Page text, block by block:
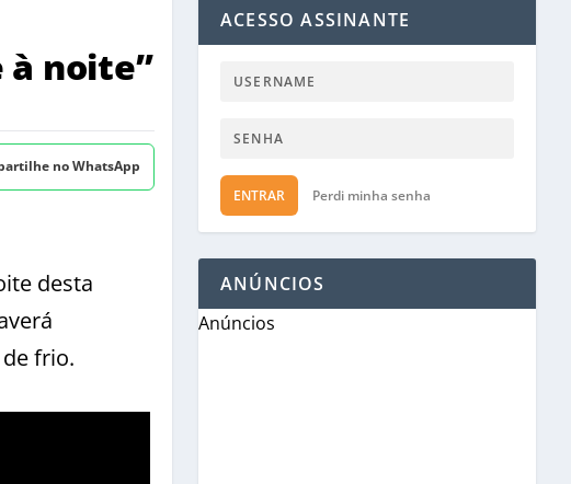
à noite”
no WhatsApp
desta
frio.
ACESSO ASSINANTE
ENTRAR Perdi minha senha
ANÚNCIOS
Anúncios